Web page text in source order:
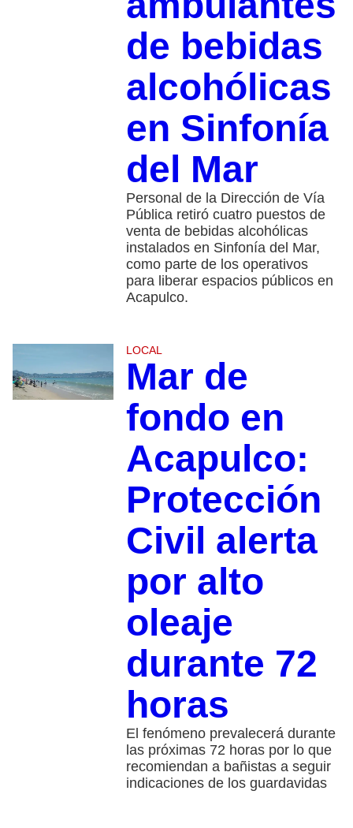
de bebidas
alcohólicas
en Sinfonía
del Mar
Personal de la Dirección de Vía
Pública retiró cuatro puestos de
venta de bebidas alcohólicas
instalados en Sinfonía del Mar,
como parte de los operativos
para liberar espacios públicos en
Acapulco.
LOCAL
Mar de
fondo en
Acapulco:
Protección
Civil alerta
por alto
oleaje
durante 72
horas
El fenómeno prevalecerá durante
las próximas 72 horas por lo que
recomiendan a bañistas a seguir
indicaciones de los guardavidas